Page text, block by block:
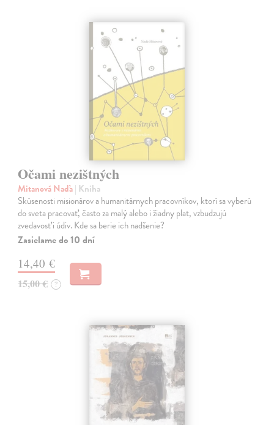
Očami nezištných
Mitanová Naďa| Kniha
Skúsenosti misionárov a humanitárnych pracovníkov, ktorí sa vyberú
do sveta pracovať, často za malý alebo i žiadny plat, vzbudzujú
zvedavosť i údiv. Kde sa berie ich nadšenie?
Zasielame do 10 dní
14,40 €
15,00 € ?